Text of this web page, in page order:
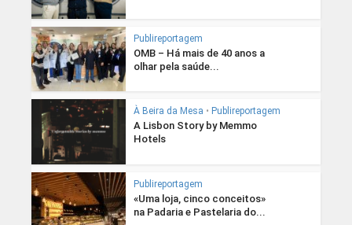
Publireportagem
OMB – Há mais de 40 anos a
olhar pela saúde...
À Beira da Mesa • Publireportagem
A Lisbon Story by Memmo
Hotels
Publireportagem
«Uma loja, cinco conceitos»
na Padaria e Pastelaria do...